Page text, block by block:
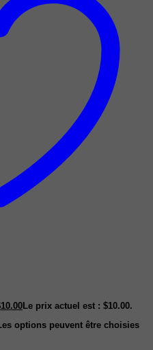
10.00 Le prix actuel est : $10.00.
options peuvent être choisies